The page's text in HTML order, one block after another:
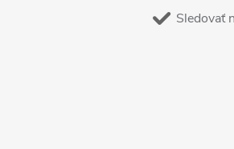
Sledovať